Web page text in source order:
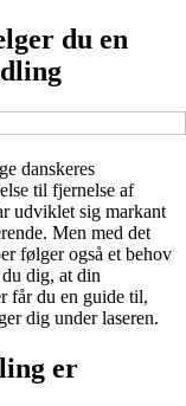
du en
danskeres
til fjernelse af
udviklet sig markant
Men med det
følger også et behov
dig, at din
får du en guide til,
dig under laseren.
er